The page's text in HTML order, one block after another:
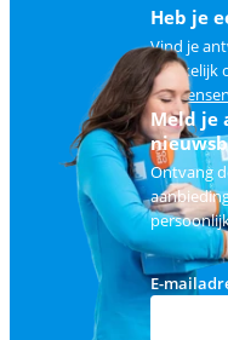
Heb je
Vind je
makkelijk
Meld je
Ontvang
E-